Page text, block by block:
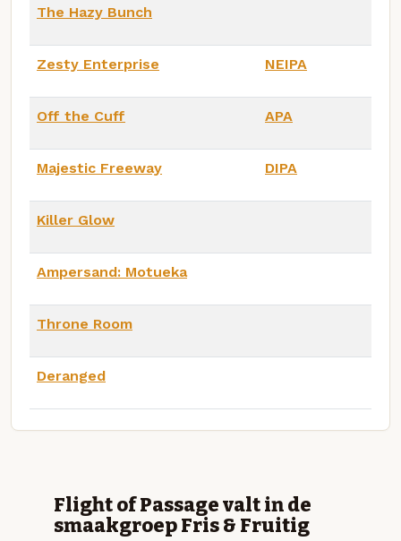
The Hazy Bunch
Zesty Enterprise NEIPA
Off the Cuff APA
Majestic Freeway DIPA
Killer Glow
Ampersand: Motueka
Throne Room
Deranged
Flight of Passage valt in de
smaakgroep Fris & Fruitig